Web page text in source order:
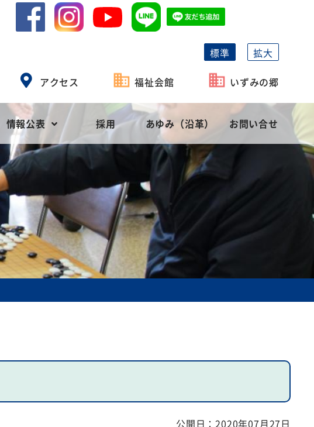
標準 拡大
アクセス 福祉会館 いずみの郷
社会福祉協議会の機能 長泉町社会福祉協議会の概要
障がい者福祉 相談・貸付
情報公表
予算
役員等名簿 社会福祉充実計画
採用 あゆみ（沿革） お問い合せ
公開日：2020年07月27日